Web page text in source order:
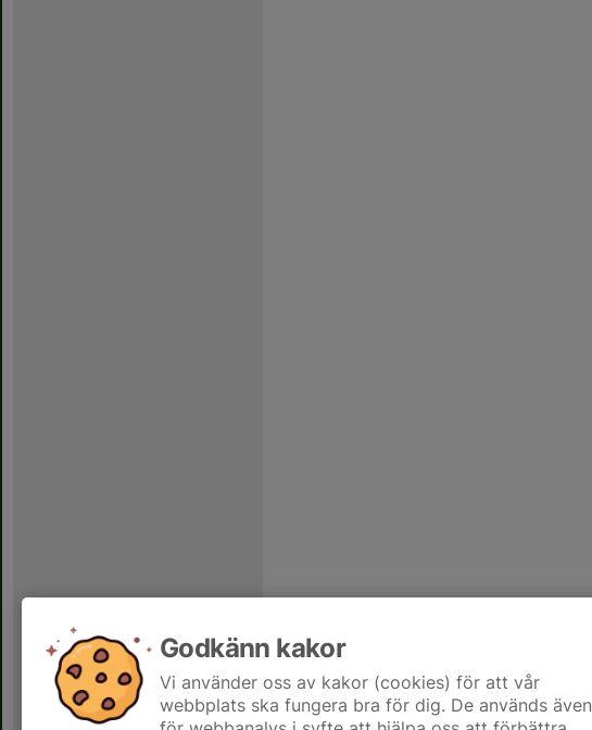
Godkänn kakor
Vi använder oss av kakor (cookies) för att vår
webbplats ska fungera bra för dig. De används även